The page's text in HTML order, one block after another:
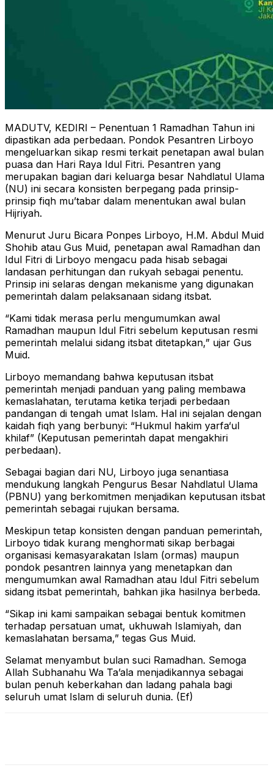
MADUTV, KEDIRI – Penentuan 1 Ramadhan Tahun ini
dipastikan ada perbedaan. Pondok Pesantren Lirboyo
mengeluarkan sikap resmi terkait penetapan awal bulan
puasa dan Hari Raya Idul Fitri. Pesantren yang
merupakan bagian dari keluarga besar Nahdlatul Ulama
(NU) ini secara konsisten berpegang pada prinsip-
prinsip fiqh mu’tabar dalam menentukan awal bulan
Hijriyah.
Menurut Juru Bicara Ponpes Lirboyo, H.M. Abdul Muid
Shohib atau Gus Muid, penetapan awal Ramadhan dan
Idul Fitri di Lirboyo mengacu pada hisab sebagai
landasan perhitungan dan rukyah sebagai penentu.
Prinsip ini selaras dengan mekanisme yang digunakan
pemerintah dalam pelaksanaan sidang itsbat.
“Kami tidak merasa perlu mengumumkan awal
Ramadhan maupun Idul Fitri sebelum keputusan resmi
pemerintah melalui sidang itsbat ditetapkan,” ujar Gus
Muid.
Lirboyo memandang bahwa keputusan itsbat
pemerintah menjadi panduan yang paling membawa
kemaslahatan, terutama ketika terjadi perbedaan
pandangan di tengah umat Islam. Hal ini sejalan dengan
kaidah fiqh yang berbunyi: “Hukmul hakim yarfa‘ul
khilaf” (Keputusan pemerintah dapat mengakhiri
perbedaan).
Sebagai bagian dari NU, Lirboyo juga senantiasa
mendukung langkah Pengurus Besar Nahdlatul Ulama
(PBNU) yang berkomitmen menjadikan keputusan itsbat
pemerintah sebagai rujukan bersama.
Meskipun tetap konsisten dengan panduan pemerintah,
Lirboyo tidak kurang menghormati sikap berbagai
organisasi kemasyarakatan Islam (ormas) maupun
pondok pesantren lainnya yang menetapkan dan
mengumumkan awal Ramadhan atau Idul Fitri sebelum
sidang itsbat pemerintah, bahkan jika hasilnya berbeda.
“Sikap ini kami sampaikan sebagai bentuk komitmen
terhadap persatuan umat, ukhuwah Islamiyah, dan
kemaslahatan bersama,” tegas Gus Muid.
Selamat menyambut bulan suci Ramadhan. Semoga
Allah Subhanahu Wa Ta’ala menjadikannya sebagai
bulan penuh keberkahan dan ladang pahala bagi
seluruh umat Islam di seluruh dunia. (Ef)